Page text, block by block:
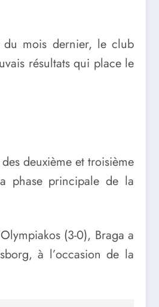
du mois dernier, le club
résultats qui place le
deuxième et troisième
phase principale de la
(3-0), Braga a
à l’occasion de la